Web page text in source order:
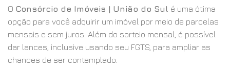
O Consórcio de Imóveis | União do Sul é uma ótima
opção para você adquirir um imóvel por meio de parcelas
mensais e sem juros. Além do sorteio mensal, é possível
dar lances, inclusive usando seu FGTS, para ampliar as
chances de ser contemplado.